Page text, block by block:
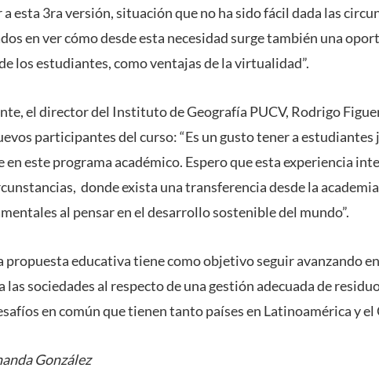
a esta 3ra versión, situación que no ha sido fácil dada las
en ver cómo desde esta necesidad surge también una
los estudiantes, como ventajas de la virtualidad”.
el director del Instituto de Geografía PUCV, Rodrigo
participantes del curso: “Es un gusto tener a
en este programa académico. Espero que esta experiencia
donde exista una transferencia desde la
al pensar en el desarrollo sostenible del mundo”.
propuesta educativa tiene como objetivo seguir avanzando
las sociedades al respecto de una gestión adecuada de
en común que tienen tanto países en Latinoamérica y el
González